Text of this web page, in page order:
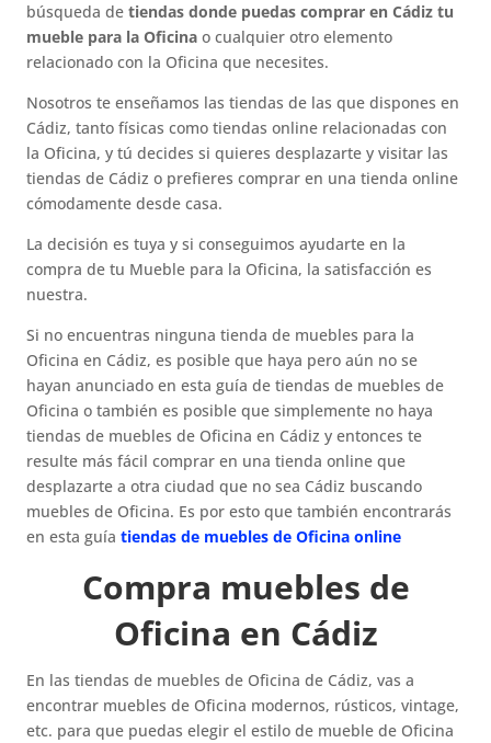
búsqueda detiendas donde puedas comprar en Cádiz tu
mueble para la Oficinao cualquier otro elemento
relacionado con la Oficina que necesites.
Nosotros te enseñamos las tiendas de las que dispones en
Cádiz, tanto físicas como tiendas online relacionadas con
la Oficina, y tú decides si quieres desplazarte y visitar las
tiendas de Cádiz o prefieres comprar en una tienda online
cómodamente desde casa.
La decisión es tuya y si conseguimos ayudarte en la
compra de tu Mueble para la Oficina, la satisfacción es
nuestra.
Si no encuentras ninguna tienda de muebles para la
Oficina en Cádiz, es posible que haya pero aún no se
hayan anunciado en esta guía de tiendas de muebles de
Oficina o también es posible que simplemente no haya
tiendas de muebles de Oficina en Cádiz y entonces te
resulte más fácil comprar en una tienda online que
desplazarte a otra ciudad que no sea Cádiz buscando
muebles de Oficina. Es por esto que también encontrarás
en esta guíatiendas de muebles de Oficina online
Compra muebles de
Oficina en Cádiz
En las tiendas de muebles de Oficina de Cádiz, vas a
encontrar muebles de Oficina modernos, rústicos, vintage,
etc. para que puedas elegir el estilo de mueble de Oficina